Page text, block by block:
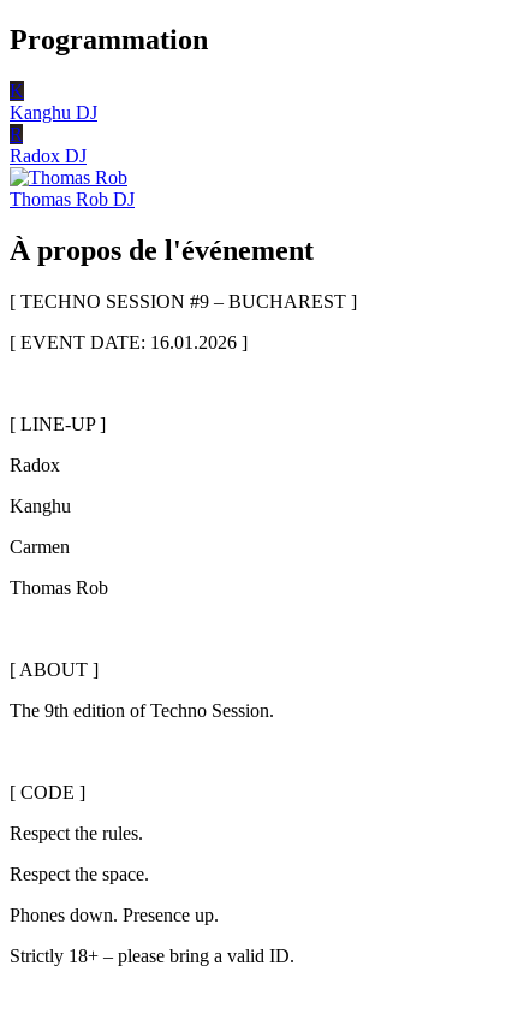
Programmation
K
Kanghu DJ
R
Radox DJ
Thomas Rob DJ
À propos de l'événement
[ TECHNO SESSION #9 – BUCHAREST ]
[ EVENT DATE: 16.01.2026 ]
[ LINE-UP ]
Radox
Kanghu
Carmen
Thomas Rob
[ ABOUT ]
The 9th edition of Techno Session.
[ CODE ]
Respect the rules.
Respect the space.
Phones down. Presence up.
Strictly 18+ – please bring a valid ID.